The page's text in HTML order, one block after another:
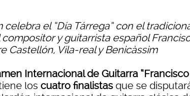
celebra el “Día Tárrega” con el
y guitarrista español
Castellón, Vila-real y Benicàssim
Internacional de Guitarra “Francisco
los cuatro finalistas que se